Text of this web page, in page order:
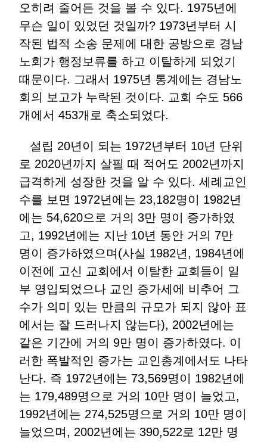
오히려 줄어든 것을 볼 수 있다. 1975년에
무슨 일이 있었던 것일까? 1973년부터 시
작된 법적 소송 문제에 대한 공방으로 경남
노회가 행정보류를 하고 이탈하게 되었기
때문이다. 그래서 1975년 통계에는 경남노
회의 보고가 누락된 것이다. 교회 수도 566
개에서 453개로 축소되었다.
설립 20년이 되는 1972년부터 10년 단위
로 2020년까지 살필 때 적어도 2002년까지
급격하게 성장한 것을 알 수 있다. 세례교인
수를 보면 1972년에는 23,182명이 1982년
에는 54,620으로 거의 3만 명이 증가하였
고, 1992년에는 지난 10년 동안 거의 7만
명이 증가하였으며(사실 1982년, 1984년에
이전에 고신 교회에서 이탈한 교회들이 일
부 영입되었으나 교인 증가세에 비추어 그
수가 의미 있는 만큼의 규모가 되지 않아 표
에서는 잘 드러나지 않는다), 2002년에는
같은 기간에 거의 9만 명이 증가하였다. 이
러한 폭발적인 증가는 교인총계에서도 나타
난다. 즉 1972년에는 73,569명이 1982년에
는 179,489명으로 거의 10만 명이 늘었고,
1992년에는 274,525명으로 거의 10만 명이
늘었으며, 2002년에는 390,522로 12만 명